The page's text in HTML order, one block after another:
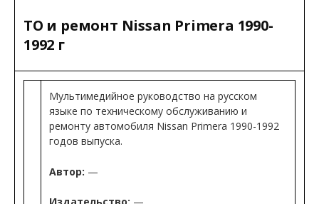
ТО и ремонт Nissan Primera 1990-
1992 г
Мультимедийное руководство на русском
языке по техническому обслуживанию и
ремонту автомобиля Nissan Primera 1990-1992
годов выпуска.
Автор: —